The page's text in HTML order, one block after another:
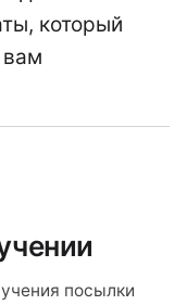
который
посылки